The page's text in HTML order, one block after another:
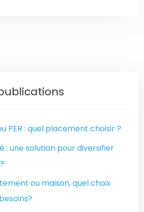
PER : quel placement choisir ?
: une solution pour diversifier
ou maison, quel choix